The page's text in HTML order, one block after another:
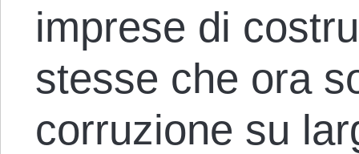
imprese di
stesse che ora
corruzione su